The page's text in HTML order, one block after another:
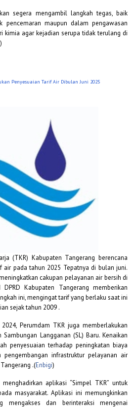
segera mengambil langkah tegas, baik
pencemaran maupun dalam pengawasan
kimia agar kejadian serupa tidak terulang di
Penyesuaian Tarif Air Dibulan Juni 2025
(TKR) Kabupaten Tangerang berencana
air pada tahun 2025 Tepatnya di bulan juni.
cakupan pelayanan air bersih di
Kabupaten Tangerang memberikan
ini, mengingat tarif yang berlaku saat ini
sejak tahun 2009 .
Perumdam TKR juga memberlakukan
Langganan (SL) Baru. Kenaikan
penyesuaian terhadap peningkatan biaya
infrastruktur pelayanan air
.(Enbigi)
aplikasi “Simpel TKR” untuk
masyarakat. Aplikasi ini memungkinkan
mengakses dan berinteraksi mengenai